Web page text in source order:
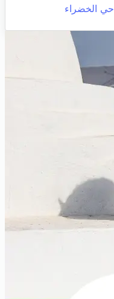
حي الخضراء